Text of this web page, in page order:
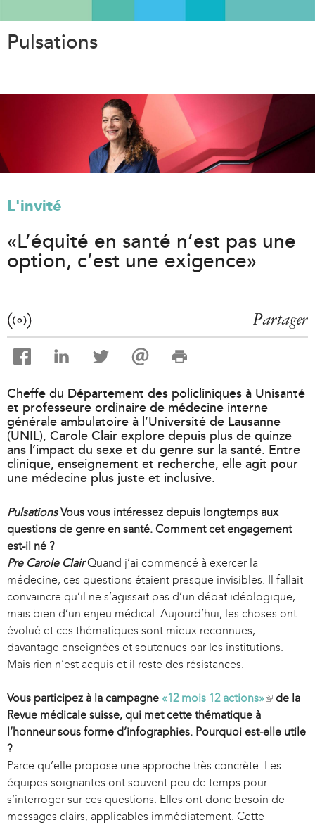
Pulsations
L'invité
«L’équité en santé n’est pas une
option, c’est une exigence»
Partager
Cheffe du Département des policliniques à Unisanté
et professeure ordinaire de médecine interne
générale ambulatoire à l’Université de Lausanne
(UNIL), Carole Clair explore depuis plus de quinze
ans l’impact du sexe et du genre sur la santé. Entre
clinique, enseignement et recherche, elle agit pour
une médecine plus juste et inclusive.
PulsationsVous vous intéressez depuis longtemps aux
questions de genre en santé. Comment cet engagement
est-il né ?
Pre Carole ClairQuand j’ai commencé à exercer la
médecine, ces questions étaient presque invisibles. Il fallait
convaincre qu’il ne s’agissait pas d’un débat idéologique,
mais bien d’un enjeu médical. Aujourd’hui, les choses ont
évolué et ces thématiques sont mieux reconnues,
davantage enseignées et soutenues par les institutions.
Mais rien n’est acquis et il reste des résistances.
Vous participez à la campagne «12 mois 12 actions»(
i
k
i
s
de la
Revue médicale suisse, qui met cette thématique à
l’honneur sous forme d’infographies. Pourquoi est-elle utile
?
Parce qu’elle propose une approche très concrète. Les
équipes soignantes ont souvent peu de temps pour
s’interroger sur ces questions. Elles ont donc besoin de
messages clairs, applicables immédiatement. Cette